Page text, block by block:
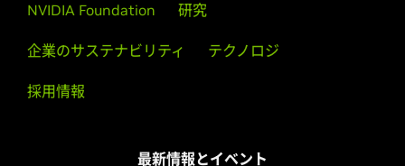
NVIDIA Foundation 研究
企業のサステナビリティ テクノロジ
採用情報
最新情報とイベント